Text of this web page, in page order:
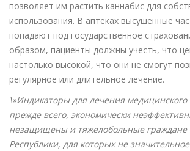
позволяет им растить каннабис для
использования. В аптеках высушенные
попадают под государственное
образом, пациенты должны учесть, что
настолько высокой, что они не смогут
регулярное или длительное лечение.
\»Индикаторы для лечения медицинского
прежде всего, экономически
незащищены и тяжелобольные граждане
Республики, для которых не